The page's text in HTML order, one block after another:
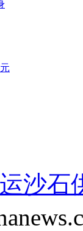
酿悲剧！沙石